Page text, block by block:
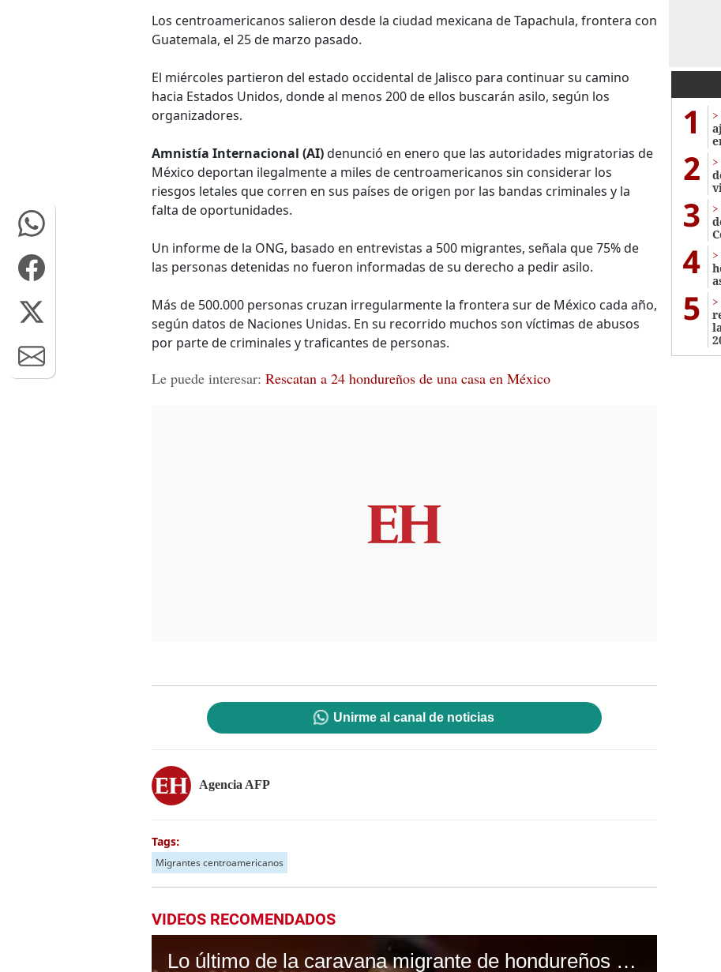
Los centroamericanos salieron desde la ciudad mexicana de Tapachula, frontera con
Guatemala, el 25 de marzo pasado.
El miércoles partieron del estado occidental de Jalisco para continuar su camino
hacia Estados Unidos, donde al menos 200 de ellos buscarán asilo, según los
organizadores.
Amnistía Internacional (AI)denunció en enero que las autoridades migratorias de
México deportan ilegalmente a miles de centroamericanos sin considerar los
riesgos letales que corren en sus países de origen por las bandas criminales y la
falta de oportunidades.
Un informe de la ONG, basado en entrevistas a 500 migrantes, señala que 75% de
las personas detenidas no fueron informadas de su derecho a pedir asilo.
Más de 500.000 personas cruzan irregularmente la frontera sur de México cada año,
según datos de Naciones Unidas. En su recorrido muchos son víctimas de abusos
por parte de criminales y traficantes de personas.
Le puede interesar: Rescatan a 24 hondureños de una casa en México
Unirme al canal de noticias
Agencia AFP
Tags:
Migrantes centroamericanos
VIDEOS RECOMENDADOS
Lo último de la caravana migrante de hondureños en México
1
2
3
4
5